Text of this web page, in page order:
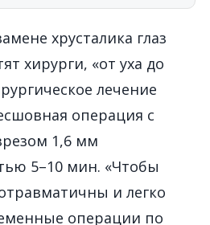
хрусталика глаз
хирурги, «от уха до
лечение
операция с
1,6 мм
5–10 мин. «Чтобы
и легко
операции по